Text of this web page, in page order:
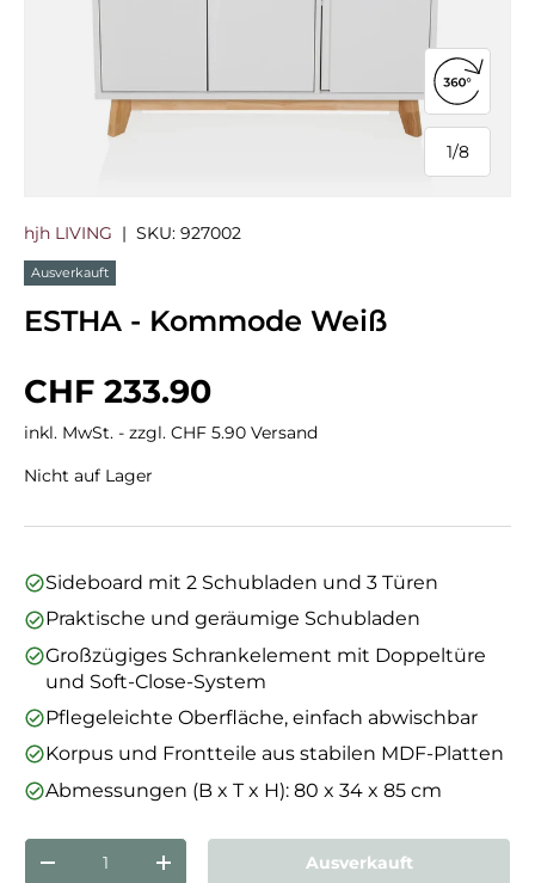
1/
von
8
360°-
hjh LIVING | SKU: 927002
Ausverkauft
ESTHA - Kommode Weiß
Normaler Preis
CHF 233.90
inkl. MwSt. - zzgl. CHF 5.90 Versand
Nicht auf Lager
Sideboard mit 2 Schubladen und 3 Türen
Praktische und geräumige Schubladen
Großzügiges Schrankelement mit Doppeltüre
und Soft-Close-System
Pflegeleichte Oberfläche, einfach abwischbar
Korpus und Frontteile aus stabilen MDF-Platten
Abmessungen (B x T x H): 80 x 34 x 85 cm
Anzahl
Menge verringernMenge erhöhen Ausverkauft